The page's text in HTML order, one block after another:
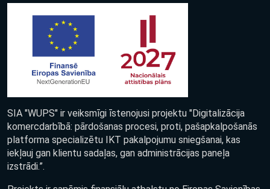
SIA "WUPS" ir veiksmīgi īstenojusi projektu "Digitalizācija
komercdarbībā: pārdošanas procesi, proti, pašapkalpošanās
platforma specializētu IKT pakalpojumu sniegšanai, kas
iekļauj gan klientu sadaļas, gan administrācijas paneļa
izstrādi.”.